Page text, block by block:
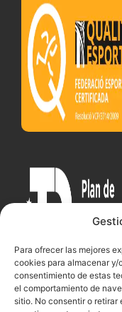
Para ofrecer las mejores
cookies para almacenar y/
consentimiento de estas
el comportamiento de
sitio. No consentir o